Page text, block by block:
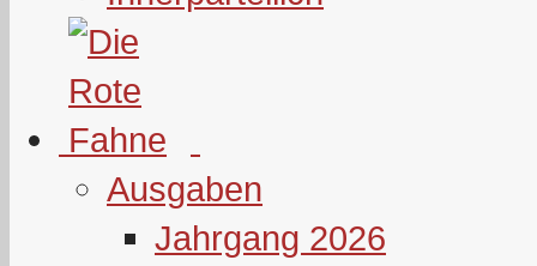
Ausgaben
Jahrgang 2026